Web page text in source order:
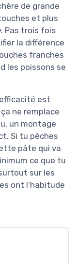
de grande
et plus
Pas trois fois
la différence
franches
les poissons se
est
ne remplace
un montage
Si tu pêches
pâte qui va
ce que tu
sur les
ont l’habitude